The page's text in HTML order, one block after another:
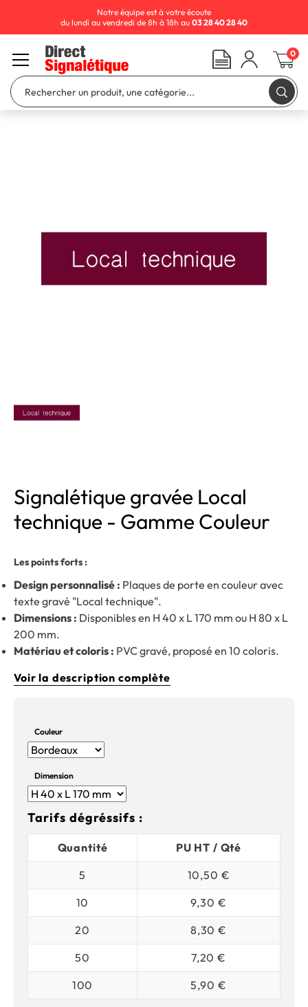
Signalétique gravée Local
technique - Gamme Couleur
Les points forts :
Design personnalisé : Plaques de porte en couleur avec
texte gravé "Local technique".
Dimensions : Disponibles en H 40 x L 170 mm ou H 80 x L
200 mm.
Matériau et coloris : PVC gravé, proposé en 10 coloris.
Voir la description complète
Couleur
Dimension
Tarifs dégréssifs :
Quantité
PU HT / Qté
5
10,50 €
10
9,30 €
20
8,30 €
50
7,20 €
100
5,90 €
Notre équipe est à votre écoute
du lundi au vendredi de 8h à 18h au 03 28 40 28 40
0